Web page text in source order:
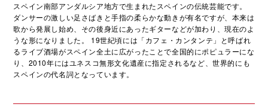
スペイン南部アンダルシア地方で生まれたスペインの伝統芸能です。
ダンサーの激しい足さばきと手指の柔らかな動きが有名ですが、本来は
歌から発展し始め、その後身近にあったギターなどが加わり、現在のよ
うな形になりました。 19世紀頃には「カフェ・カンタンテ」と呼ばれ
るライブ酒場がスペイン全土に広がったことで全国的にポピュラーにな
り、2010年にはユネスコ無形文化遺産に指定されるなど、世界的にも
スペインの代名詞となっています。